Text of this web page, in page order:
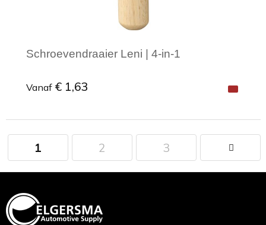
Schroevendraaier Leni | 4-in-1
Vanaf € 1,63
Minimale afname: 1
1 2 3